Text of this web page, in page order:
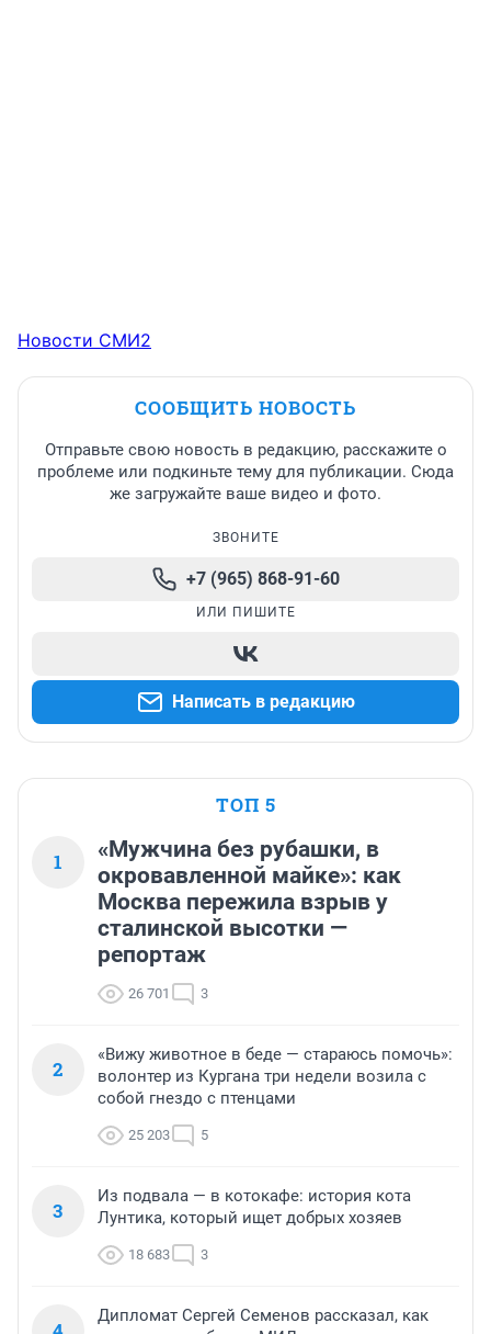
Новости СМИ2
СООБЩИТЬ НОВОСТЬ
Отправьте свою новость в редакцию, расскажите о
проблеме или подкиньте тему для публикации. Сюда
же загружайте ваше видео и фото.
ЗВОНИТЕ
+7 (965) 868-91-60
ИЛИ ПИШИТЕ
Написать в редакцию
ТОП 5
1
«Мужчина без рубашки, в
окровавленной майке»: как
Москва пережила взрыв у
сталинской высотки —
репортаж
26 701 3
2
«Вижу животное в беде — стараюсь помочь»:
волонтер из Кургана три недели возила с
собой гнездо с птенцами
25 203 5
3
Из подвала — в котокафе: история кота
Лунтика, который ищет добрых хозяев
18 683 3
Дипломат Сергей Семенов рассказал, как